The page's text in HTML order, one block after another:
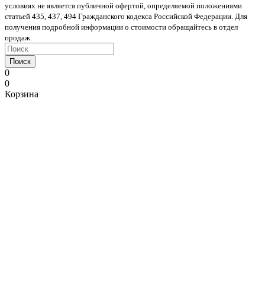
условиях не является публичной офертой, определяемой положениями
статьей 435, 437, 494 Гражданского кодекса Российской Федерации. Для
получения подробной информации о стоимости обращайтесь в отдел
продаж.
Поиск
0
0
Корзина